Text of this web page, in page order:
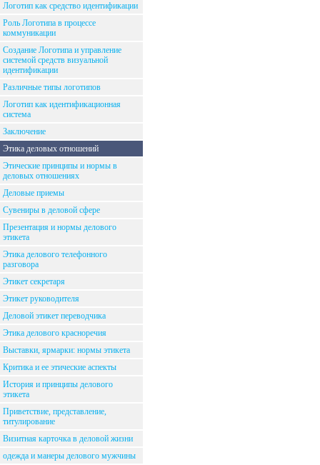
Логотип как средство идентификации
Роль Логотипа в процессе
коммуникации
Создание Логотипа и управление
системой средств визуальной
идентификации
Различные типы логотипов
Логотип как идентификационная
система
Заключение
Этика деловых отношений
Этические принципы и нормы в
деловых отношениях
Деловые приемы
Сувениры в деловой сфере
Презентация и нормы делового
этикета
Этика делового телефонного
разговора
Этикет секретаря
Этикет руководителя
Деловой этикет переводчика
Этика делового красноречия
Выставки, ярмарки: нормы этикета
Критика и ее этические аспекты
История и принципы делового
этикета
Приветствие, представление,
титулирование
Визитная карточка в деловой жизни
одежда и манеры делового мужчины